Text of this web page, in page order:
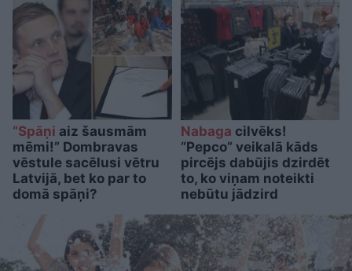
“Spāņi aiz šausmām
mēmi!” Dombravas
vēstule sacēlusi vētru
Latvijā, bet ko par to
domā spāņi?
Nabaga cilvēks!
“Pepco” veikalā kāds
pircējs dabūjis dzirdēt
to, ko viņam noteikti
nebūtu jādzird